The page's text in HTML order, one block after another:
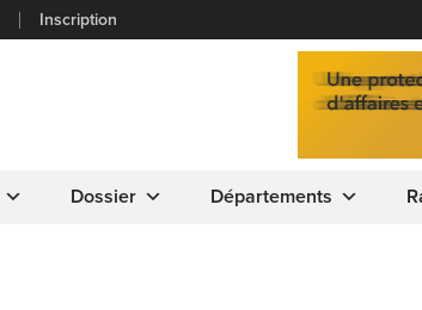
Inscription
Dossier Départements